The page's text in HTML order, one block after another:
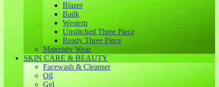
Blazer
Batik
Western
Unstitched Three Piece
Ready Three Piece
Maternity Wear
SKIN CARE & BEAUTY
Facewash & Cleanser
Oil
Gel